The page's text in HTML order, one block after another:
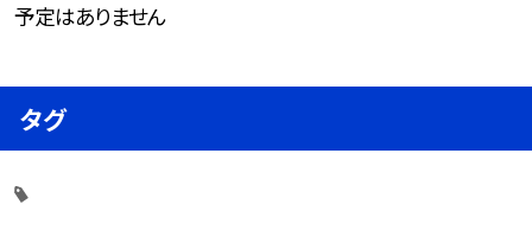
予定はありません
タグ